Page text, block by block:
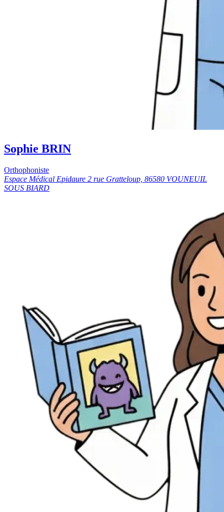
Sophie BRIN
Orthophoniste
Espace Médical Epidaure 2 rue Gratteloup, 86580 VOUNEUIL
SOUS BIARD